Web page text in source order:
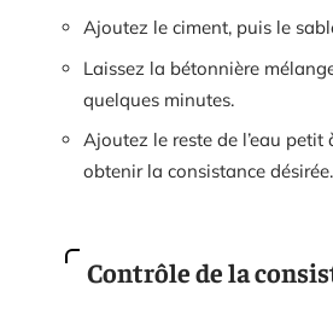
Ajoutez le ciment, puis le
Laissez la bétonnière
quelques minutes.
Ajoutez le reste de l’eau petit
obtenir la consistance désirée.
Contrôle de la